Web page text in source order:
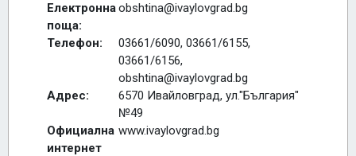
Електронна
поща:
obshtina@ivaylovgrad.bg
Телефон:
03661/6090, 03661/6155,
03661/6156,
obshtina@ivaylovgrad.bg
Адрес:
6570 Ивайловград, ул."България"
№49
Официална
интернет
www.ivaylovgrad.bg